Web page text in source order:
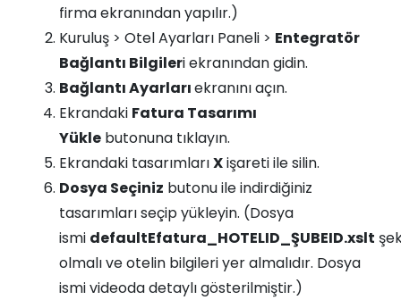
firma ekranından yapılır.)
Kuruluş > Otel Ayarları Paneli > Entegratör
Bağlantı Bilgileri ekranından gidin.
Bağlantı Ayarlarıekranını açın.
Ekrandaki Fatura Tasarımı
Yükle butonuna tıklayın.
Ekrandaki tasarımlarıXişareti ile silin.
Dosya Seçiniz butonu ile indirdiğiniz
tasarımları seçip yükleyin. (Dosya
ismi defaultEfatura_HOTELID_ŞUBEID.xslt
olmalı ve otelin bilgileri yer almalıdır. Dosya
ismi videoda detaylı gösterilmiştir.)